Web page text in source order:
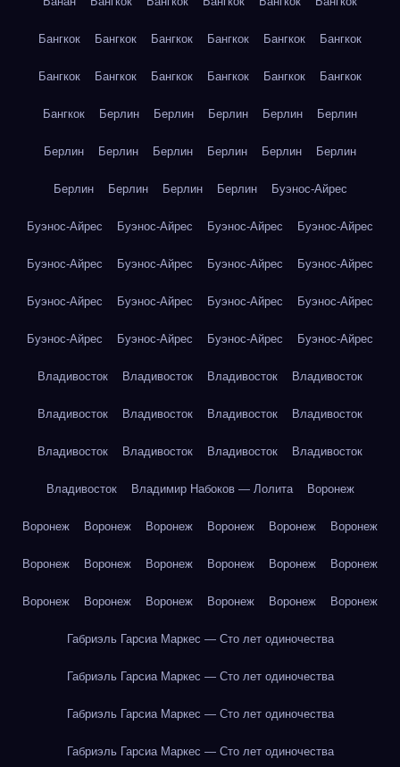
Бангкок Бангкок Бангкок Бангкок Бангкок Бангкок
Бангкок Бангкок Бангкок Бангкок Бангкок Бангкок
Бангкок Берлин Берлин Берлин Берлин Берлин
Берлин Берлин Берлин Берлин Берлин Берлин
Берлин Берлин Берлин Берлин Буэнос-Айрес
Буэнос-Айрес Буэнос-Айрес Буэнос-Айрес Буэнос-Айрес
Буэнос-Айрес Буэнос-Айрес Буэнос-Айрес Буэнос-Айрес
Буэнос-Айрес Буэнос-Айрес Буэнос-Айрес Буэнос-Айрес
Буэнос-Айрес Буэнос-Айрес Буэнос-Айрес Буэнос-Айрес
Владивосток Владивосток Владивосток Владивосток
Владивосток Владивосток Владивосток Владивосток
Владивосток Владивосток Владивосток Владивосток
Владивосток Владимир Набоков — Лолита Воронеж
Воронеж Воронеж Воронеж Воронеж Воронеж Воронеж
Воронеж Воронеж Воронеж Воронеж Воронеж Воронеж
Воронеж Воронеж Воронеж Воронеж Воронеж Воронеж
Габриэль Гарсиа Маркес — Сто лет одиночества
Габриэль Гарсиа Маркес — Сто лет одиночества
Габриэль Гарсиа Маркес — Сто лет одиночества
Габриэль Гарсиа Маркес — Сто лет одиночества